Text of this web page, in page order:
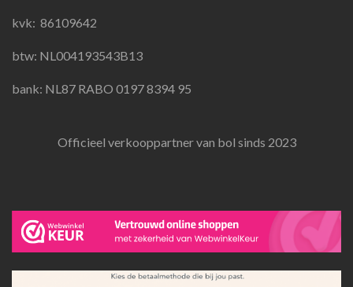
k
a
kvk: 86109642
btw: NL004193543B13
bank: NL87 RABO 0197 8394 95
Officieel verkooppartner van bol sinds 2023